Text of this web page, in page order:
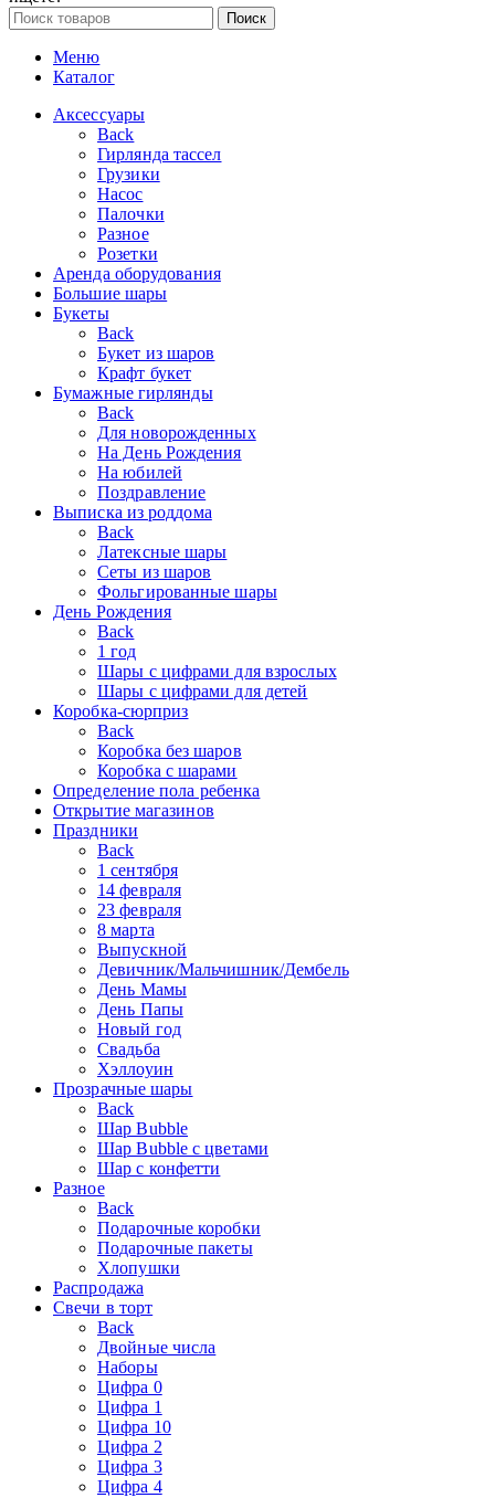
Поиск
Меню
Каталог
Аксессуары
Back
Гирлянда тассел
Грузики
Насос
Палочки
Разное
Розетки
Аренда оборудования
Большие шары
Букеты
Back
Букет из шаров
Крафт букет
Бумажные гирлянды
Back
Для новорожденных
На День Рождения
На юбилей
Поздравление
Выписка из роддома
Back
Латексные шары
Сеты из шаров
Фольгированные шары
День Рождения
Back
1 год
Шары с цифрами для взрослых
Шары с цифрами для детей
Коробка-сюрприз
Back
Коробка без шаров
Коробка с шарами
Определение пола ребенка
Открытие магазинов
Праздники
Back
1 сентября
14 февраля
23 февраля
8 марта
Выпускной
Девичник/Мальчишник/Дембель
День Мамы
День Папы
Новый год
Свадьба
Хэллоуин
Прозрачные шары
Back
Шар Bubble
Шар Bubble с цветами
Шар с конфетти
Разное
Back
Подарочные коробки
Подарочные пакеты
Хлопушки
Распродажа
Свечи в торт
Back
Двойные числа
Наборы
Цифра 0
Цифра 1
Цифра 10
Цифра 2
Цифра 3
Цифра 4